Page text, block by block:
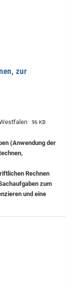
zur
96 KB
(Anwendung der
Rechnen
zum
und eine